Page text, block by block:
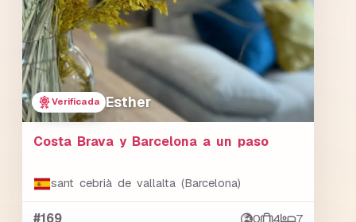
Verificada Esther
Costa Brava y Barcelona a un paso
sant cebrià de vallalta (Barcelona)
#169 0 4 7